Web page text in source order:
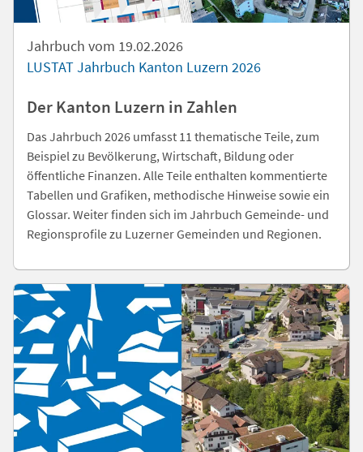
Jahrbuch vom 19.02.2026
LUSTAT Jahrbuch Kanton Luzern 2026
Der Kanton Luzern in Zahlen
Das Jahrbuch 2026 umfasst 11 thematische Teile, zum
Beispiel zu Bevölkerung, Wirtschaft, Bildung oder
öffentliche Finanzen. Alle Teile enthalten kommentierte
Tabellen und Grafiken, methodische Hinweise sowie ein
Glossar. Weiter finden sich im Jahrbuch Gemeinde- und
Regionsprofile zu Luzerner Gemeinden und Regionen.